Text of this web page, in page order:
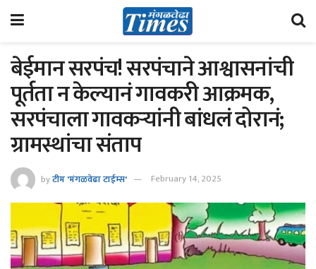
बेईमान सरपंच! सरपंचाने आश्वासनांची
पूर्तता न केल्यानं गावकरी आक्रमक,
सरपंचाला गावकऱ्यांनी बांधलं दोरानं;
ग्रामस्थांचा संताप
byटीम 'मंगळवेढा टाईम्स' February 14, 2025